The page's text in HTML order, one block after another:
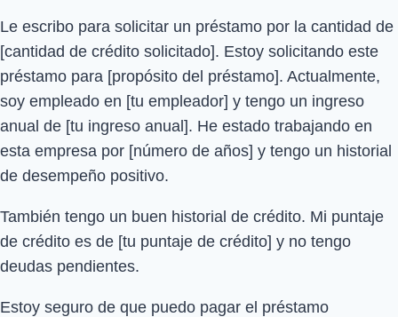
Le escribo para solicitar un préstamo por la cantidad de
[cantidad de crédito solicitado]. Estoy solicitando este
préstamo para [propósito del préstamo]. Actualmente,
soy empleado en [tu empleador] y tengo un ingreso
anual de [tu ingreso anual]. He estado trabajando en
esta empresa por [número de años] y tengo un historial
de desempeño positivo.
También tengo un buen historial de crédito. Mi puntaje
de crédito es de [tu puntaje de crédito] y no tengo
deudas pendientes.
Estoy seguro de que puedo pagar el préstamo